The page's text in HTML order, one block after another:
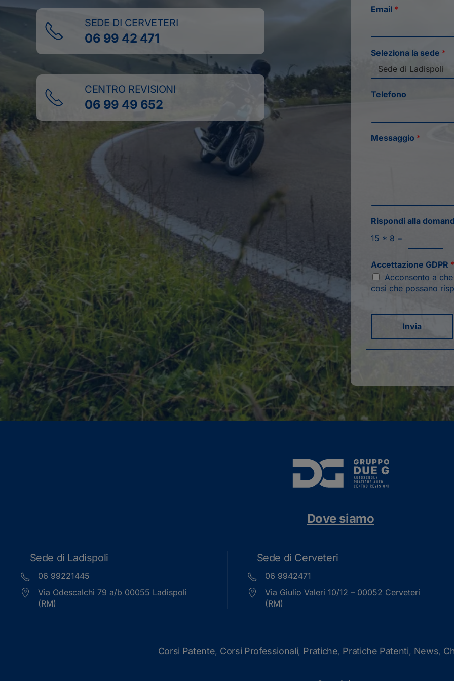
SEDE DI CERVETERI
06 99 42 471
CENTRO REVISIONI
06 99 49 652
Email *
Seleziona la sede *
Telefono
Messaggio *
Rispondi alla
15 * 8 =
Accettazione GDPR *
Acconsento a
così che possano
Invia
Dove siamo
Sede di Ladispoli
06 99221445
Via Odescalchi 79 a/b 00055 Ladispoli
(RM)
Sede di Cerveteri
06 9942471
Via Giulio Valeri 10/12 – 00052 Cerveteri
(RM)
Corsi Patente, Corsi Professionali, Pratiche, Pratiche Patenti, News,